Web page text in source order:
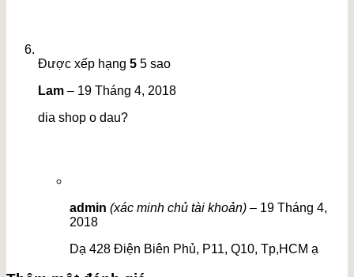
Được xếp hạng 5 5 sao
Lam – 19 Tháng 4, 2018
dia shop o dau?
admin (xác minh chủ tài khoản) – 19 Tháng 4,
2018
Dạ 428 Điện Biên Phủ, P11, Q10, Tp,HCM ạ